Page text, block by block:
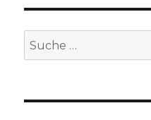
Suche
nach: